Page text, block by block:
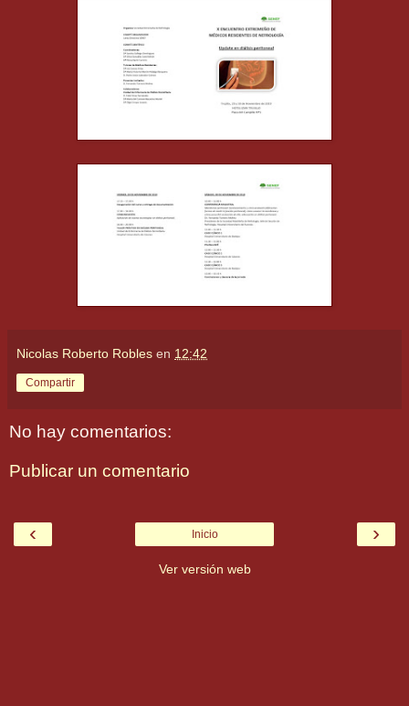
Nicolas Roberto Robles en 12:42
Compartir
No hay comentarios:
Publicar un comentario
‹ ›
Inicio
Ver versión web